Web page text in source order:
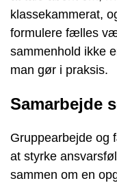
klassekammerat,
formulere fælles
sammenhold ikke
man gør i praksis.
Samarbejde
Gruppearbejde og
at styrke
sammen om en